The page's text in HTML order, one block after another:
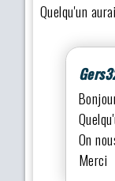
Quelqu'un
On
Merci